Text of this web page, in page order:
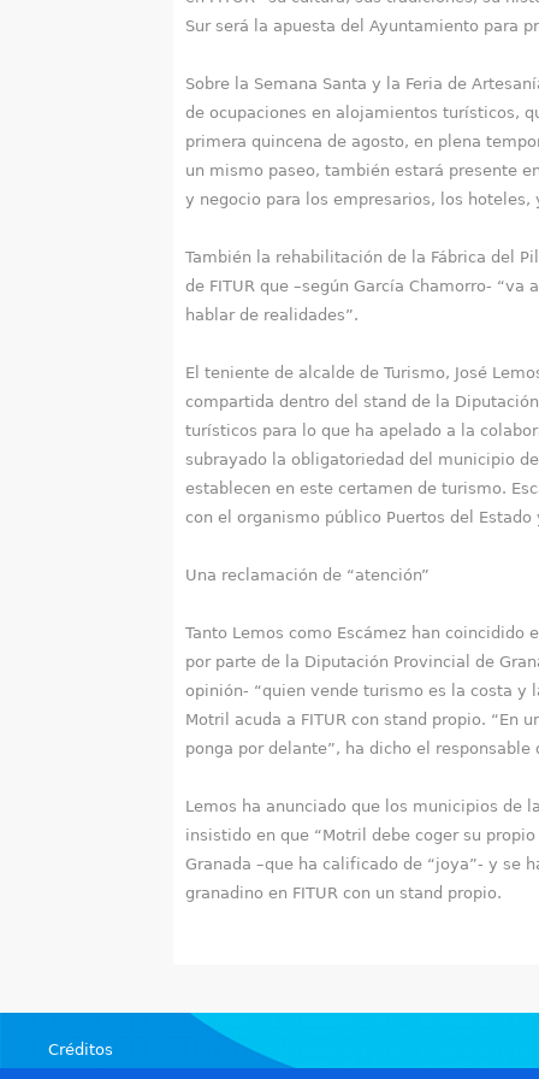
Sur será la apuesta del Ayuntamiento para
Sobre la Semana Santa y la Feria de
de ocupaciones en alojamientos turísticos,
primera quincena de agosto, en plena
un mismo paseo, también estará presente
y negocio para los empresarios, los
También la rehabilitación de la Fábrica del
de FITUR que –según García Chamorro-
hablar de realidades”.
El teniente de alcalde de Turismo, José
compartida dentro del stand de la
turísticos para lo que ha apelado a la
subrayado la obligatoriedad del municipio
establecen en este certamen de turismo.
con el organismo público Puertos del
Una reclamación de “atención”
Tanto Lemos como Escámez han coincidido
por parte de la Diputación Provincial de
opinión- “quien vende turismo es la costa y
Motril acuda a FITUR con stand propio. “En
ponga por delante”, ha dicho el responsable
Lemos ha anunciado que los municipios de
insistido en que “Motril debe coger su
Granada –que ha calificado de “joya”- y se
granadino en FITUR con un stand propio.
Créditos